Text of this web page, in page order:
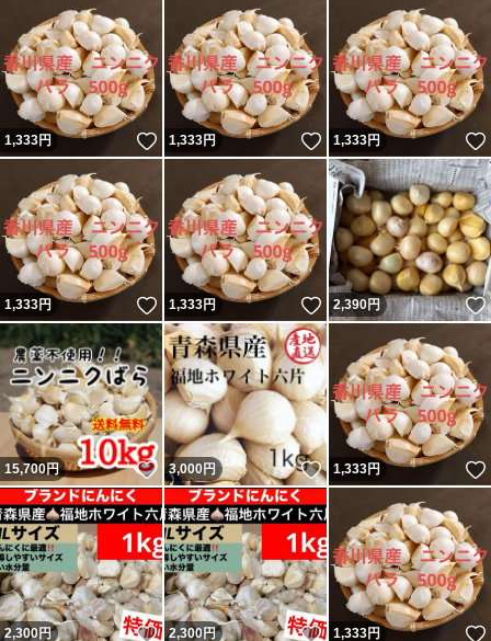
1,333円 いいね！
1,333円 いいね！
1,333円
1,333円 いいね！
1,333円 いいね！
2,390円
15,700円 いいね！
3,000円 いいね！
1,333円
2,300円 いいね！
2,300円 いいね！
1,333円